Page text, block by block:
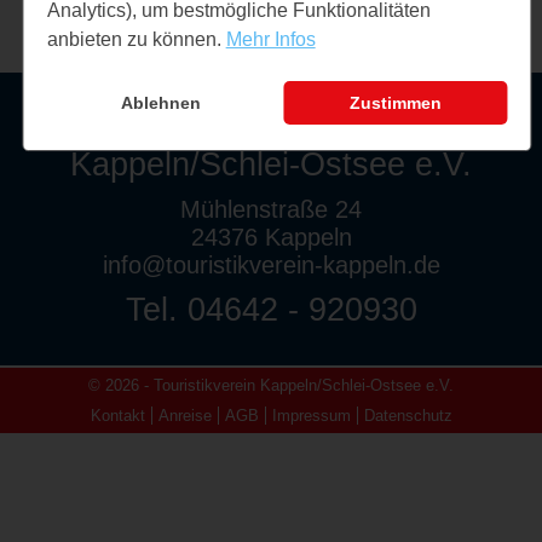
Touristikverein
Kappeln/Schlei-Ostsee e.V.
Mühlenstraße 24
24376 Kappeln
info@touristikverein-kappeln.de
Tel. 04642 - 920930
© 2026 - Touristikverein Kappeln/Schlei-Ostsee e.V.
Kontakt
Anreise AGB Impressum Datenschutz
Analytics), um bestmögliche Funktionalitäten
anbieten zu können. Mehr Infos
Ablehnen Zustimmen